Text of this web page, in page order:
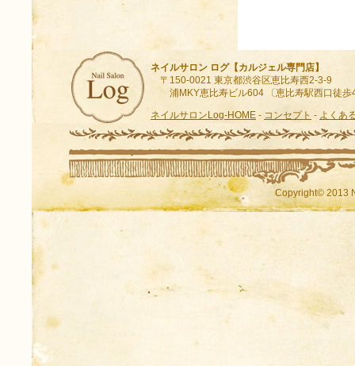
ネイルサロン ログ【カルジェル専門店】
〒150-0021 東京都渋谷区恵比寿西2-3-9
浦MKY恵比寿ビル604 〔恵比寿駅西口徒歩
ネイルサロンLog-HOME - コンセプト - よくあ
Copyright© 2013